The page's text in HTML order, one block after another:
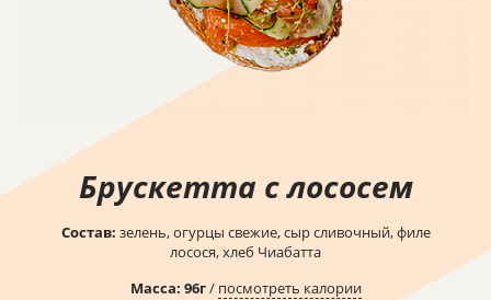
Брускетта с лососем
Состав: зелень, огурцы свежие, сыр сливочный, филе
лосося, хлеб Чиабатта
Масса: 96г/ посмотреть калории